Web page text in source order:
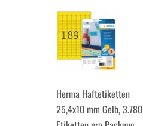
Herma Haftetiketten
25,4x10 mm Gelb, 3.780